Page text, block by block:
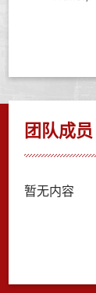
团队成员
暂无内容